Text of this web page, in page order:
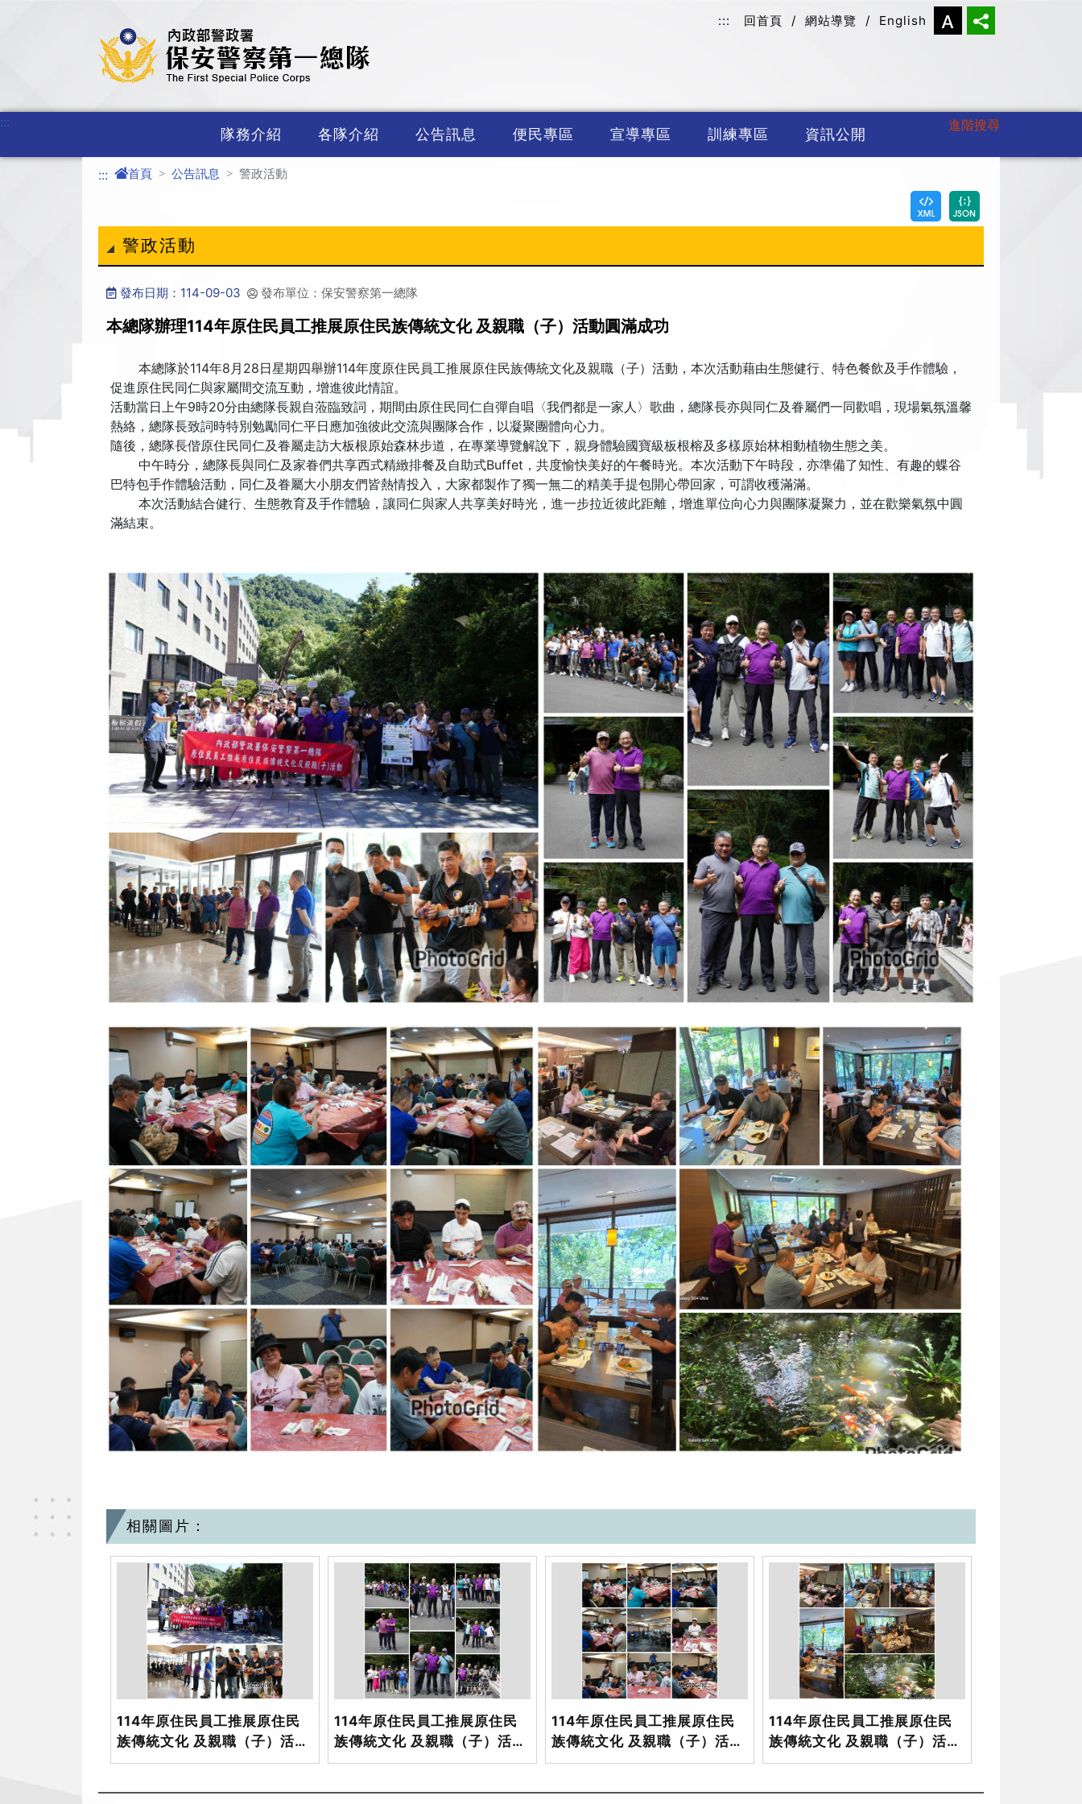
::: 回首頁 / 網站導覽 / English
進階搜尋
:::
隊務介紹 各隊介紹 公告訊息 便民專區 宣導專區 訓練專區 資訊公開
::: 首頁 公告訊息 警政活動
警政活動
發布日期：114-09-03 發布單位：保安警察第一總隊
本總隊辦理114年原住民員工推展原住民族傳統文化 及親職（子）活動圓滿成功
本總隊於114年8月28日星期四舉辦114年度原住民員工推展原住民族傳統文化及親職（子）活動，本次活動藉由生態健行、特色餐飲及手作體驗，
促進原住民同仁與家屬間交流互動，增進彼此情誼。
活動當日上午9時20分由總隊長親自蒞臨致詞，期間由原住民同仁自彈自唱〈我們都是一家人〉歌曲，總隊長亦與同仁及眷屬們一同歡唱，現場氣氛溫馨
熱絡，總隊長致詞時特別勉勵同仁平日應加強彼此交流與團隊合作，以凝聚團體向心力。
隨後，總隊長偕原住民同仁及眷屬走訪大板根原始森林步道，在專業導覽解說下，親身體驗國寶級板根榕及多樣原始林相動植物生態之美。
中午時分，總隊長與同仁及家眷們共享西式精緻排餐及自助式Buffet，共度愉快美好的午餐時光。本次活動下午時段，亦準備了知性、有趣的蝶谷
巴特包手作體驗活動，同仁及眷屬大小朋友們皆熱情投入，大家都製作了獨一無二的精美手提包開心帶回家，可謂收穫滿滿。
本次活動結合健行、生態教育及手作體驗，讓同仁與家人共享美好時光，進一步拉近彼此距離，增進單位向心力與團隊凝聚力，並在歡樂氣氛中圓
滿結束。
相關圖片：
114年原住民員工推展原住民
族傳統文化 及親職（子）活動
_1
114年原住民員工推展原住民
族傳統文化 及親職（子）活動
_2
114年原住民員工推展原住民
族傳統文化 及親職（子）活動
_3
114年原住民員工推展原住民
族傳統文化 及親職（子）活動
_4